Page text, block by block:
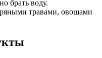
брать воду.
травами, овощами